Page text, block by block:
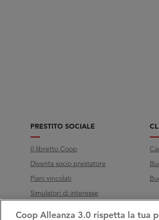
PRESTITO SOCIALE
Il libretto Coop
Diventa socio prestatore
Piani vincolati
Simulatori di interesse
Coop Alleanza 3.0 rispetta la tua